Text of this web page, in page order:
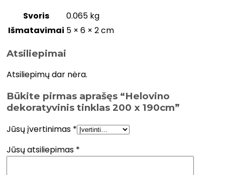
Svoris
0.065 kg
Išmatavimai 5 × 6 × 2 cm
Atsiliepimai
Atsiliepimų dar nėra.
Būkite pirmas aprašęs “Helovino
dekoratyvinis tinklas 200 x 190cm”
Jūsų įvertinimas *
Jūsų atsiliepimas *